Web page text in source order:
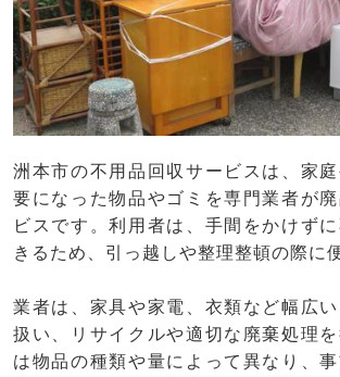
洲本市の不用品回収サービスは、家
要になった物品やゴミを専門業者が
ビスです。利用者は、手間をかけず
きるため、引っ越しや整理整頓の際に
業者は、家具や家電、衣類など幅広
扱い、リサイクルや適切な廃棄処理
は物品の種類や量によって異なり、